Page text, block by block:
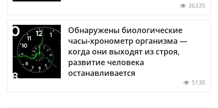
36335
Обнаружены биологические
часы-хронометр организма —
когда они выходят из строя,
развитие человека
останавливается
5130